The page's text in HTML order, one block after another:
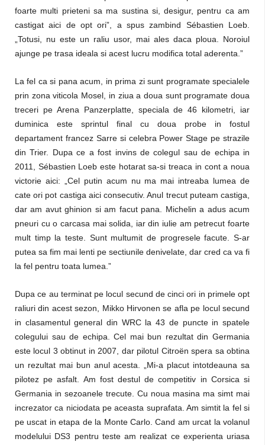
foarte multi prieteni sa ma sustina si, desigur, pentru ca am
castigat aici de opt ori”, a spus zambind Sébastien Loeb.
„Totusi, nu este un raliu usor, mai ales daca ploua. Noroiul
ajunge pe trasa ideala si acest lucru modifica total aderenta.”
La fel ca si pana acum, in prima zi sunt programate specialele
prin zona viticola Mosel, in ziua a doua sunt programate doua
treceri pe Arena Panzerplatte, speciala de 46 kilometri, iar
duminica este sprintul final cu doua probe in fostul
departament francez Sarre si celebra Power Stage pe strazile
din Trier. Dupa ce a fost invins de colegul sau de echipa in
2011, Sébastien Loeb este hotarat sa-si treaca in cont a noua
victorie aici: „Cel putin acum nu ma mai intreaba lumea de
cate ori pot castiga aici consecutiv. Anul trecut puteam castiga,
dar am avut ghinion si am facut pana. Michelin a adus acum
pneuri cu o carcasa mai solida, iar din iulie am petrecut foarte
mult timp la teste. Sunt multumit de progresele facute. S-ar
putea sa fim mai lenti pe sectiunile denivelate, dar cred ca va fi
la fel pentru toata lumea.”
Dupa ce au terminat pe locul secund de cinci ori in primele opt
raliuri din acest sezon, Mikko Hirvonen se afla pe locul secund
in clasamentul general din WRC la 43 de puncte in spatele
colegului sau de echipa. Cel mai bun rezultat din Germania
este locul 3 obtinut in 2007, dar pilotul Citroën spera sa obtina
un rezultat mai bun anul acesta. „Mi-a placut intotdeauna sa
pilotez pe asfalt. Am fost destul de competitiv in Corsica si
Germania in sezoanele trecute. Cu noua masina ma simt mai
increzator ca niciodata pe aceasta suprafata. Am simtit la fel si
pe uscat in etapa de la Monte Carlo. Cand am urcat la volanul
modelului DS3 pentru teste am realizat ce experienta uriasa